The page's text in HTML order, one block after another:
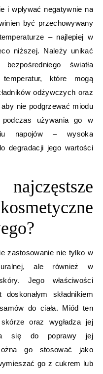
i wpływać negatywnie na
być przechowywany
– najlepiej w
niższej. Należy unikać
światła
które mogą
odżywczych oraz
nie podgrzewać miodu
używania go w
napojów – wysoka
degradacji jego wartości
zastosowanie nie tylko w
ale również w
Jego właściwości
składnikiem
do ciała. Miód ten
oraz wygładza jej
się do poprawy jej
go stosować jako
go z cukrem lub